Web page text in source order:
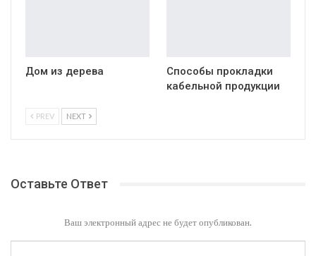
Дом из дерева
Способы прокладки
кабельной продукции
PREV NEXT
Оставьте Ответ
Ваш электронный адрес не будет опубликован.